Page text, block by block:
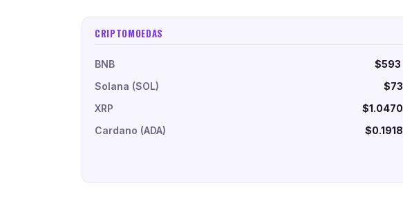
CRIPTOMOEDAS
BNB $593
Solana (SOL) $73
XRP $1.0470
Cardano (ADA) $0.1918